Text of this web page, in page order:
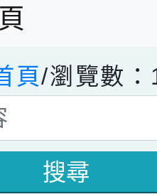
頁/瀏覽數
搜尋